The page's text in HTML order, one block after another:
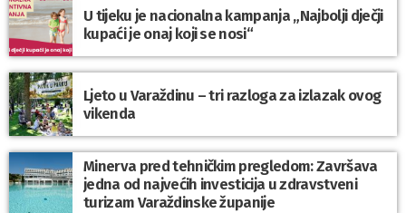
U tijeku je nacionalna kampanja „Najbolji dječji
kupaći je onaj koji se nosi“
Ljeto u Varaždinu – tri razloga za izlazak ovog
vikenda
Minerva pred tehničkim pregledom: Završava
jedna od najvećih investicija u zdravstveni
turizam Varaždinske županije